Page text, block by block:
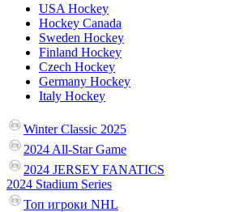
USA Hockey
Hockey Canada
Sweden Hockey
Finland Hockey
Czech Hockey
Germany Hockey
Italy Hockey
Winter Classic 2025
2024 All-Star Game
2024 JERSEY FANATICS
2024 Stadium Series
Топ игроки NHL